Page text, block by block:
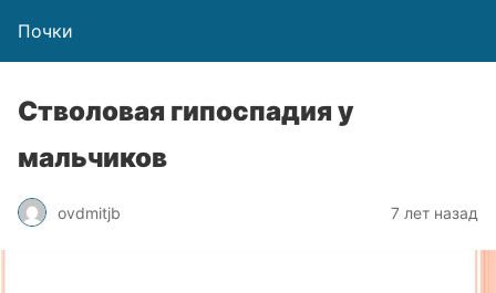
Почки
Стволовая гипоспадия у
мальчиков
ovdmitjb 7 лет назад